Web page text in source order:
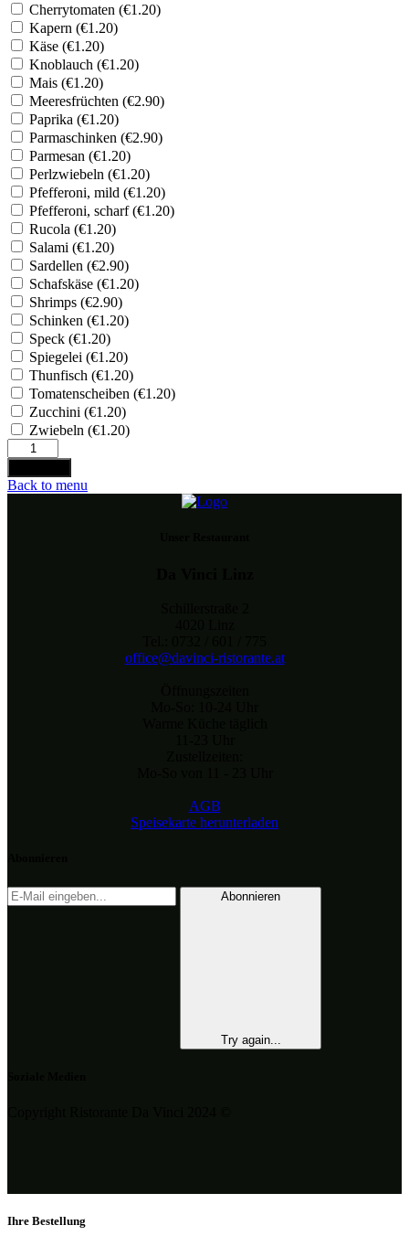
Cherrytomaten (€1.20)
Kapern (€1.20)
Käse (€1.20)
Knoblauch (€1.20)
Mais (€1.20)
Meeresfrüchten (€2.90)
Paprika (€1.20)
Parmaschinken (€2.90)
Parmesan (€1.20)
Perlzwiebeln (€1.20)
Pfefferoni, mild (€1.20)
Pfefferoni, scharf (€1.20)
Rucola (€1.20)
Salami (€1.20)
Sardellen (€2.90)
Schafskäse (€1.20)
Shrimps (€2.90)
Schinken (€1.20)
Speck (€1.20)
Spiegelei (€1.20)
Thunfisch (€1.20)
Tomatenscheiben (€1.20)
Zucchini (€1.20)
Zwiebeln (€1.20)
Calzone
Menge
Back to menu
office@davinci-ristorante.at
AGB
Speisekarte herunterladen
Abonnieren
Try again...
Ihre Bestellung